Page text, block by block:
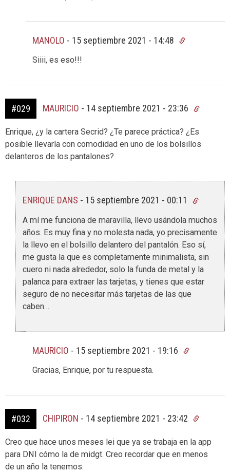
MANOLO - 15 septiembre 2021 - 14:48
Siiii, es eso!!!
#029 MAURICIO - 14 septiembre 2021 - 23:36
Enrique, ¿y la cartera Secrid? ¿Te parece práctica? ¿Es
posible llevarla con comodidad en uno de los bolsillos
delanteros de los pantalones?
ENRIQUE DANS - 15 septiembre 2021 - 00:11
A mí me funciona de maravilla, llevo usándola muchos
años. Es muy fina y no molesta nada, yo precisamente
la llevo en el bolsillo delantero del pantalón. Eso sí,
me gusta la que es completamente minimalista, sin
cuero ni nada alrededor, solo la funda de metal y la
palanca para extraer las tarjetas, y tienes que estar
seguro de no necesitar más tarjetas de las que
caben…
MAURICIO - 15 septiembre 2021 - 19:16
Gracias, Enrique, por tu respuesta.
#032 CHIPIRON - 14 septiembre 2021 - 23:42
Creo que hace unos meses lei que ya se trabaja en la app
para DNI cómo la de midgt. Creo recordar que en menos
de un año la tenemos.